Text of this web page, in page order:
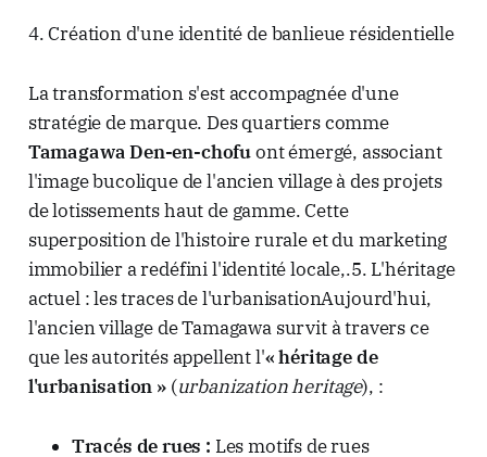
4. Création d'une identité de banlieue résidentielle
La transformation s'est accompagnée d'une
stratégie de marque. Des quartiers comme
Tamagawa Den-en-chofuont émergé, associant
l'image bucolique de l'ancien village à des projets
de lotissements haut de gamme. Cette
superposition de l'histoire rurale et du marketing
immobilier a redéfini l'identité locale,.5. L'héritage
actuel : les traces de l'urbanisationAujourd'hui,
l'ancien village de Tamagawa survit à travers ce
que les autorités appellent l'« héritage de
l'urbanisation »(urbanization heritage), :
Tracés de rues : Les motifs de rues